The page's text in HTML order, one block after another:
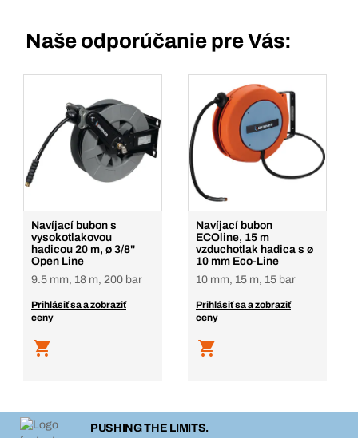
Naše odporúčanie pre Vás:
Navíjací bubon s
vysokotlakovou
hadicou 20 m, ø 3/8"
Open Line
9.5 mm, 18 m, 200 bar
Prihlásiť sa a zobraziť
ceny
Navíjací bubon
ECOline, 15 m
vzduchotlak hadica s ø
10 mm Eco-Line
10 mm, 15 m, 15 bar
Prihlásiť sa a zobraziť
ceny
PUSHING THE LIMITS.